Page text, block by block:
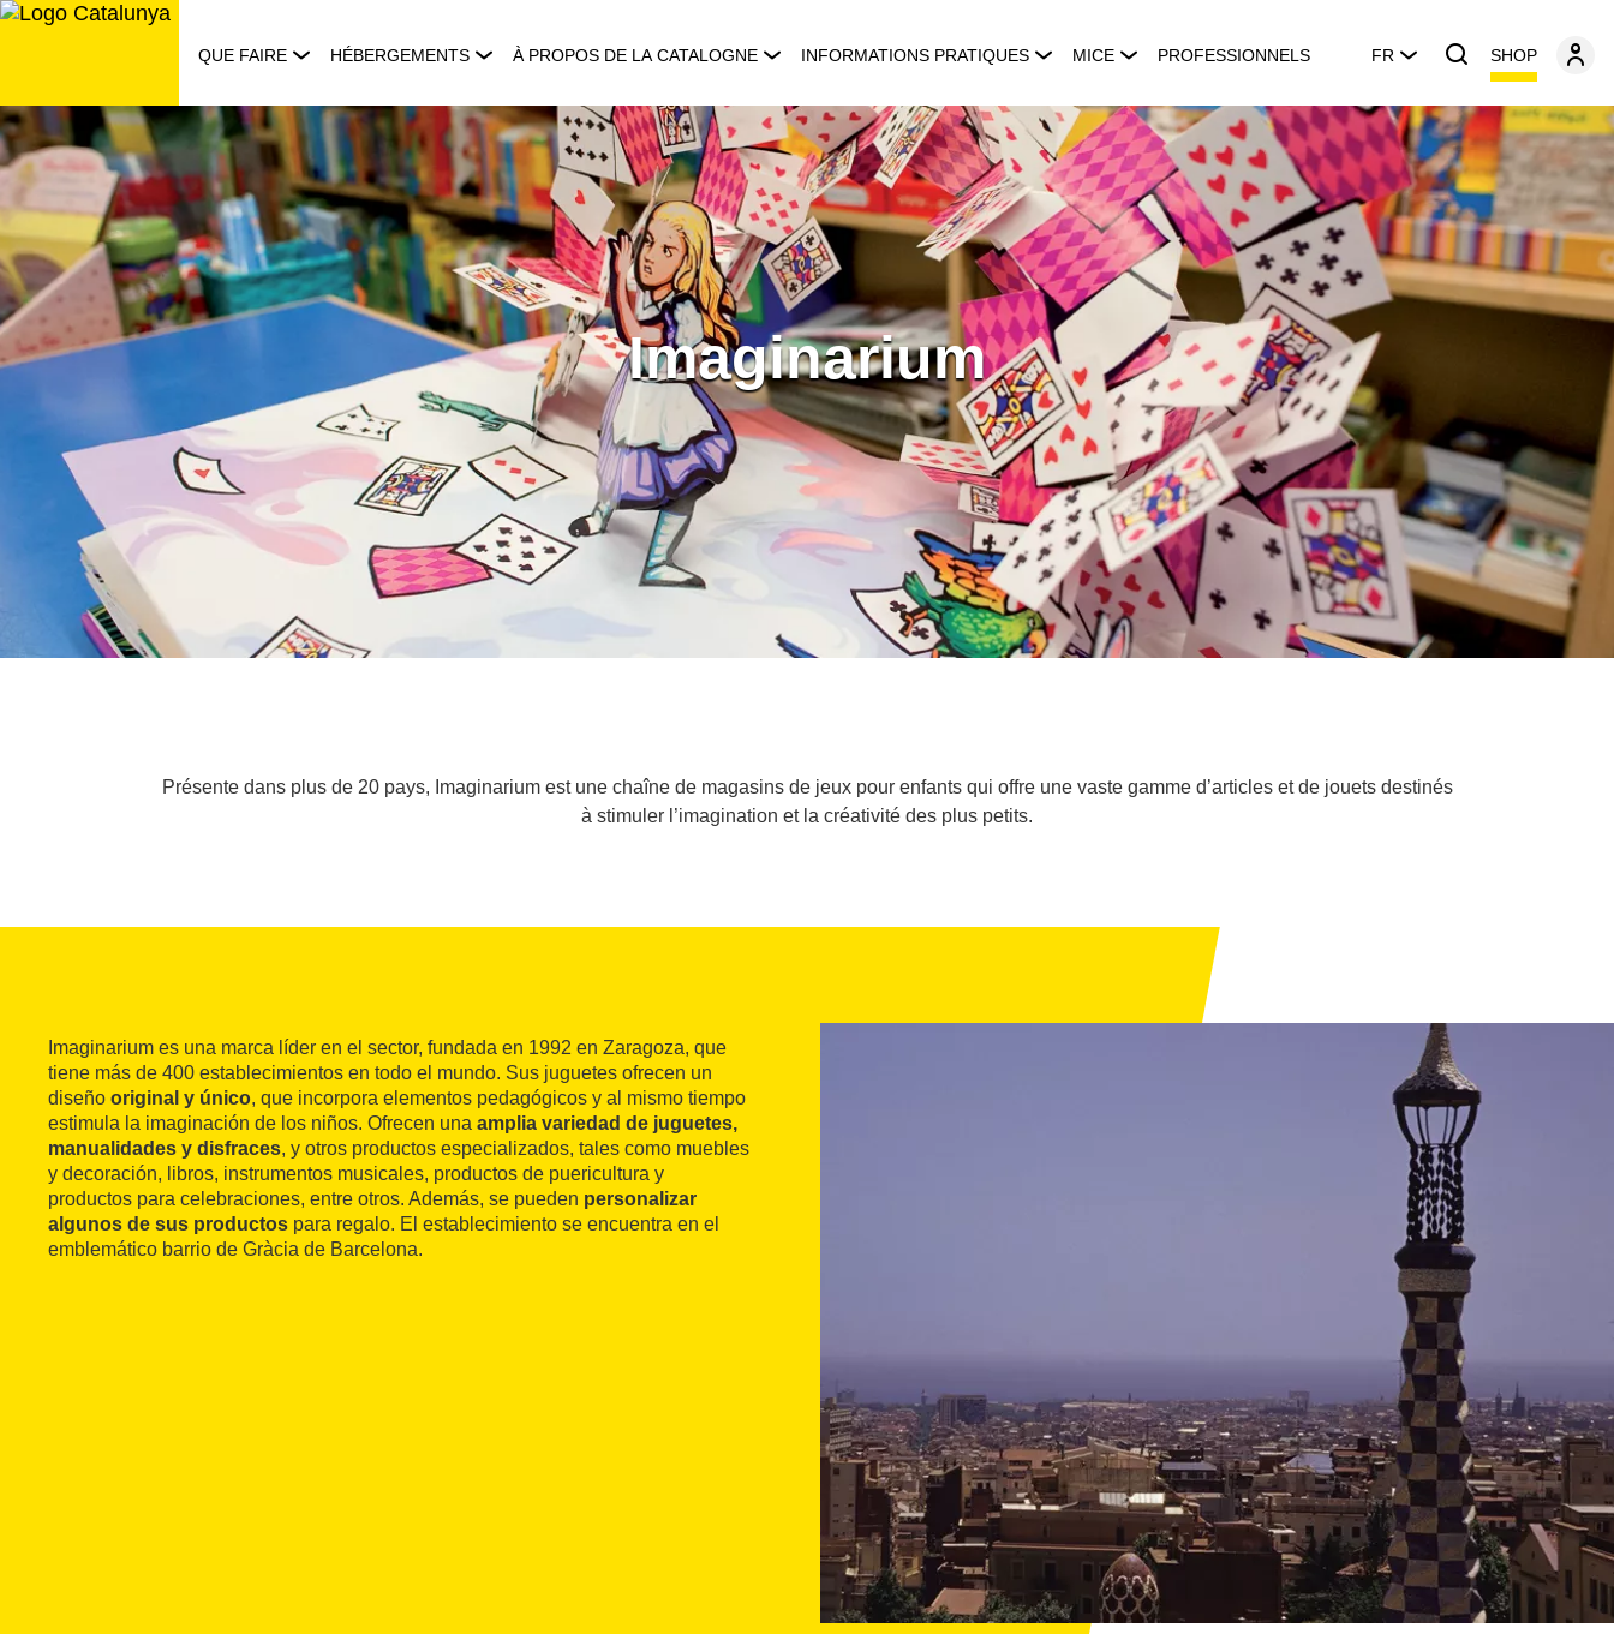
Aller
QUE FAIRE HÉBERGEMENTS À PROPOS DE LA CATALOGNE INFORMATIONS PRATIQUES MICE PROFESSIONNELS FR SHOP
Imaginarium
Présente dans plus de 20 pays, Imaginarium est une chaîne de magasins de jeux pour enfants qui offre une vaste gamme d’articles et de jouets destinés
à stimuler l’imagination et la créativité des plus petits.
Imaginarium es una marca líder en el sector, fundada en 1992 en Zaragoza, que
tiene más de 400 establecimientos en todo el mundo. Sus juguetes ofrecen un
diseño original y único, que incorpora elementos pedagógicos y al mismo tiempo
estimula la imaginación de los niños. Ofrecen una amplia variedad de juguetes,
manualidades y disfraces, y otros productos especializados, tales como muebles
y decoración, libros, instrumentos musicales, productos de puericultura y
productos para celebraciones, entre otros. Además, se pueden personalizar
algunos de sus productos para regalo. El establecimiento se encuentra en el
emblemático barrio de Gràcia de Barcelona.